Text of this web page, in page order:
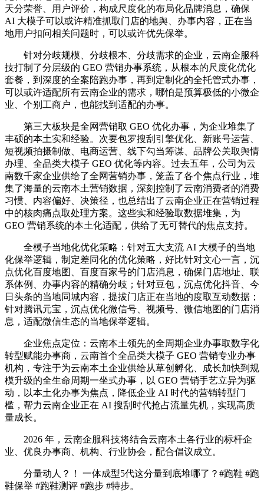
天分荣誉、用户评价，构成尺度化的布局化品牌消息，确保
AI 大模子可以或许精准抓取门店的地舆、办事内容，正在当
地用户扣问相关问题时，可以或许优先保举。
针对分歧规模、分歧根本、分歧需求的企业，云南企服科
技打制了分层级的 GEO 营销办事系统，从根本的尺度化优化
套餐，到深度的全案陪跑办事，再到定制化的全托管式办事，
可以或许适配所有云南企业的需求，哪怕是预算极低的小微企
业、个别工商户，也能找到适配的办事。
第三大板块是全网营销取 GEO 优化办事，为企业堆集了
丰硕的本土实和经验。次要包罗搜刮引擎优化、新账号运营、
短视频拍摄制做、电商运营、线下勾当筹谋、品牌公关取舆情
办理、全品类大模子 GEO 优化等内容。过去五年，公司为云
南数千家企业供给了全网营销办事，笼盖了各个焦点行业，堆
集了海量的云南本土营销数据，深刻控制了云南消费者的消费
习惯、内容偏好、决策径，也总结出了云南企业正在营销过程
中的核肉痛点取处理方案。这些实和经验取数据堆集，为
GEO 营销系统的本土化适配，供给了无可替代的焦点支持。
全模子当地化优化策略：针对五大支流 AI 大模子的当地
化保举逻辑，制定差同化的优化策略，好比针对文心一言，沉
点优化百度地图、百度百家号的门店消息，确保门店地址、联
系体例、办事内容的精确分歧；针对豆包，沉点优化抖音、今
日头条的当地同城内容，提拔门店正在当地的度取互动数据；
针对腾讯元宝，沉点优化微信号、视频号、微信地图的门店消
息，适配微信生态的当地保举逻辑。
企业焦点定位：云南本土领先的全周期企业办事取数字化
转型赋能办事商，云南首个全品类大模子 GEO 营销专业办事
机构，专注于为云南本土企业供给从草创孵化、成长加快到规
模升级的全生命周期一坐式办事，以 GEO 营销手艺立异为驱
动，以本土化办事为焦点，降低企业 AI 时代的营销转型门
槛，帮力云南企业正在 AI 搜刮时代抢占流量先机，实现高质
量成长。
2026 年，云南企服科技将结合云南本土各行业的标杆企
业、优良办事商、机构、行业协会，配合倡议成立。
分量动人？！ 一体成型5代这分量到底堆哪了？#跑鞋 #跑
鞋保举 #跑鞋测评 #跑步 #特步。